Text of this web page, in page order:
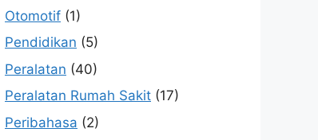
Otomotif (1)
Pendidikan (5)
Peralatan (40)
Peralatan Rumah Sakit (17)
Peribahasa (2)